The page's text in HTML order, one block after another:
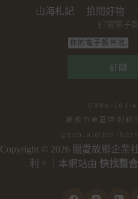
山海札記 拾間好物
訂閱電子
訂閱
0986-161-
嘉義市東區啟明路
guan.ai@ms-
Copyright © 2026 關愛故鄉企業
利。｜本網站由 快找整